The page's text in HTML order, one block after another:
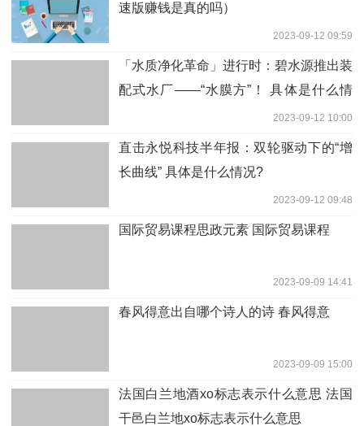
速版赚钱是真的吗）
2023-09-12 09:59
「水质净化革命」进行时：碧水源推出装
配式水厂——“水膜方”！ 具体是什么情
2023-09-12 10:00
直击永悦科技半年报：双轮驱动下的“增
长曲线” 具体是什么情况?
2023-09-12 09:48
国际贸易课程思政元素 国际贸易课程
2023-09-09 14:41
春风得意出自哪个诗人的诗 春风得意
2023-09-09 15:00
法国白兰地酒xo标志表示什么意思 法国
干邑白兰地xo标志表示什么意思